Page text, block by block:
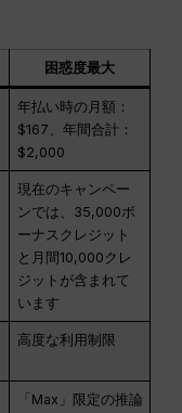
困惑度最大
年払い時の月額：
$167、年間合計：
$2,000
現在のキャンペー
ンでは、35,000ボ
ーナスクレジット
と月間10,000クレ
ジットが含まれて
います
高度な利用制限
「Max」限定の推論